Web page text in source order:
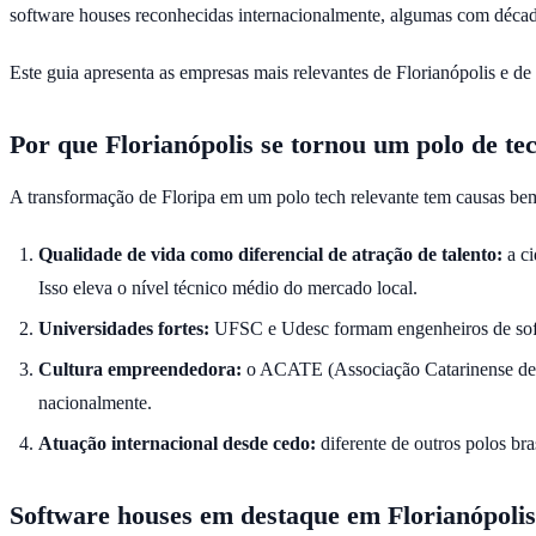
software houses reconhecidas internacionalmente, algumas com
Este guia apresenta as empresas mais relevantes de Florianópolis e
Por que Florianópolis se tornou um polo de
A transformação de Floripa em um polo tech relevante tem causas
Qualidade de vida como diferencial de atração de talento: a
Isso eleva o nível técnico médio do mercado local.
Universidades fortes: UFSC e Udesc formam engenheiros de
Cultura empreendedora: o ACATE (Associação Catarinense
nacionalmente.
Atuação internacional desde cedo: diferente de outros polos
Software houses em destaque em Florianópolis